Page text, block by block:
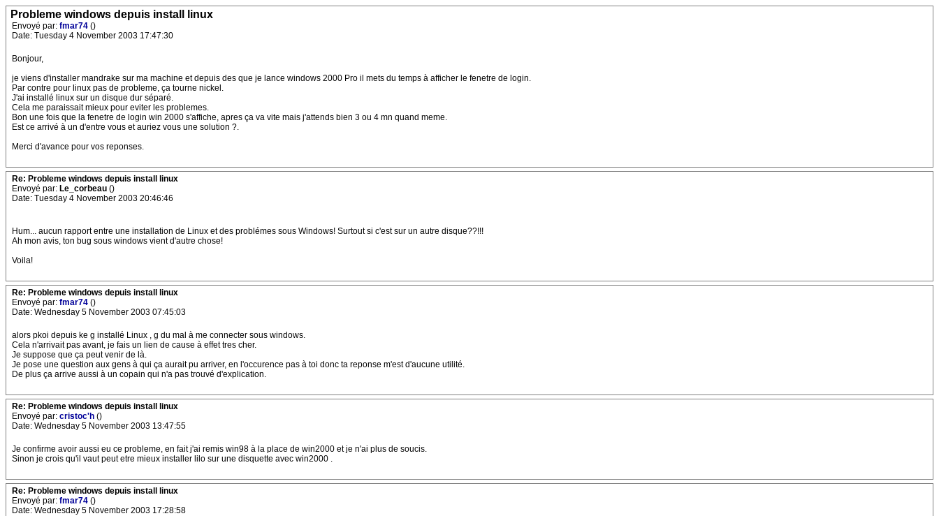
Probleme windows depuis install linux
Envoyé par: fmar74 ()
Date: Tuesday 4 November 2003 17:47:30
Bonjour,
je viens d'installer mandrake sur ma machine et depuis des que je lance windows 2000 Pro il mets du temps à afficher le fenetre de login.
Par contre pour linux pas de probleme, ça tourne nickel.
J'ai installé linux sur un disque dur séparé.
Cela me paraissait mieux pour eviter les problemes.
Bon une fois que la fenetre de login win 2000 s'affiche, apres ça va vite mais j'attends bien 3 ou 4 mn quand meme.
Est ce arrivé à un d'entre vous et auriez vous une solution ?.
Merci d'avance pour vos reponses.
Re: Probleme windows depuis install linux
Envoyé par: Le_corbeau ()
Date: Tuesday 4 November 2003 20:46:46
Hum... aucun rapport entre une installation de Linux et des problémes sous Windows! Surtout si c'est sur un autre disque??!!!
Ah mon avis, ton bug sous windows vient d'autre chose!
Voila!
Re: Probleme windows depuis install linux
Envoyé par: fmar74 ()
Date: Wednesday 5 November 2003 07:45:03
alors pkoi depuis ke g installé Linux , g du mal à me connecter sous windows.
Cela n'arrivait pas avant, je fais un lien de cause à effet tres cher.
Je suppose que ça peut venir de là.
Je pose une question aux gens à qui ça aurait pu arriver, en l'occurence pas à toi donc ta reponse m'est d'aucune utilité.
De plus ça arrive aussi à un copain qui n'a pas trouvé d'explication.
Re: Probleme windows depuis install linux
Envoyé par: cristoc'h ()
Date: Wednesday 5 November 2003 13:47:55
Je confirme avoir aussi eu ce probleme, en fait j'ai remis win98 à la place de win2000 et je n'ai plus de soucis.
Sinon je crois qu'il vaut peut etre mieux installer lilo sur une disquette avec win2000 .
Re: Probleme windows depuis install linux
Envoyé par: fmar74 ()
Date: Wednesday 5 November 2003 17:28:58